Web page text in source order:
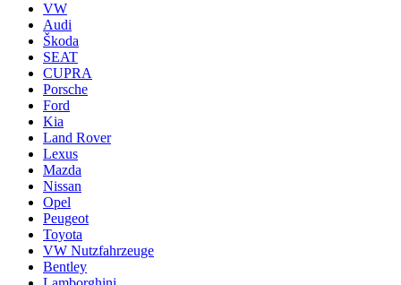
VW
Audi
Škoda
SEAT
CUPRA
Porsche
Ford
Kia
Land Rover
Lexus
Mazda
Nissan
Opel
Peugeot
Toyota
VW Nutzfahrzeuge
Bentley